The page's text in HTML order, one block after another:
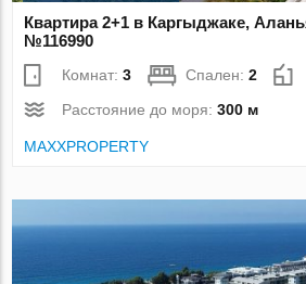
Квартира 2+1 в Каргыджаке,
№116990
Комнат:3 Спален:2
Расстояние до моря:300 м
MAXXPROPERTY